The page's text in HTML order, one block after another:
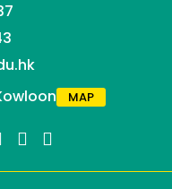
MAP